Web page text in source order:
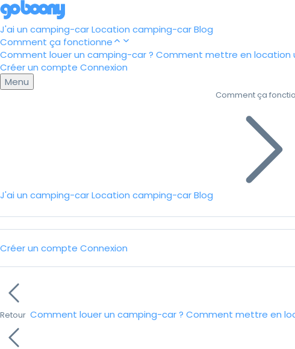
J'ai un camping-carLocation camping-carBlog
Comment ça fonctionne
Comment louer un camping-car ? Comment mettre en location
Créer un compte Connexion
Menu
J'ai un camping-carLocation camping-carBlog
Comment ça
Créer un compte Connexion
Retour Comment louer un camping-car ? Comment mettre en